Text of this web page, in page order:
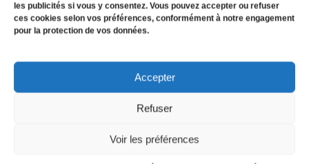
les publicités si vous y consentez. Vous pouvez accepter ou refuser
ces cookies selon vos préférences, conformément à notre engagement
pour la protection de vos données.
Accepter
Refuser
Voir les préférences
Protech Alarme Vidéo pour une démonstration
existant.
Ces outils avancés ne se contentent pas de